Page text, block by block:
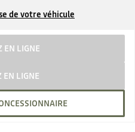
de votre véhicule
EN LIGNE
EN LIGNE